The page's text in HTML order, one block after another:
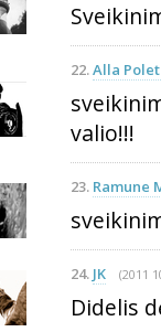
22.Alla
valio!!!
23. Ramune
24. JK (2011
Didelis